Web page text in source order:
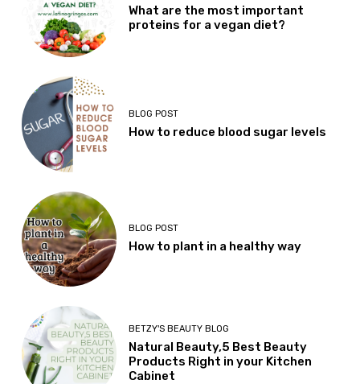
What are the most important
proteins for a vegan diet?
BLOG POST
How to reduce blood sugar levels
BLOG POST
How to plant in a healthy way
BETZY'S BEAUTY BLOG
Natural Beauty,5 Best Beauty
Products Right in your Kitchen
Cabinet